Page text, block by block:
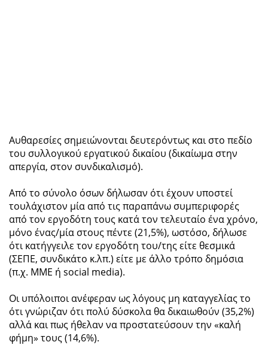
Αυθαρεσίες σημειώνονται δευτερόντως και στο πεδίο
του συλλογικού εργατικού δικαίου (δικαίωμα στην
απεργία, στον συνδικαλισμό).
Από το σύνολο όσων δήλωσαν ότι έχουν υποστεί
τουλάχιστον μία από τις παραπάνω συμπεριφορές
από τον εργοδότη τους κατά τον τελευταίο ένα χρόνο,
μόνο ένας/μία στους πέντε (21,5%), ωστόσο, δήλωσε
ότι κατήγγειλε τον εργοδότη του/της είτε θεσμικά
(ΣΕΠΕ, συνδικάτο κ.λπ.) είτε με άλλο τρόπο δημόσια
(π.χ. ΜΜΕ ή social media).
Οι υπόλοιποι ανέφεραν ως λόγους μη καταγγελίας το
ότι γνώριζαν ότι πολύ δύσκολα θα δικαιωθούν (35,2%)
αλλά και πως ήθελαν να προστατεύσουν την «καλή
φήμη» τους (14,6%).